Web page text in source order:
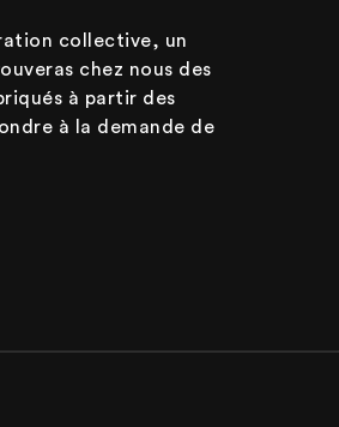
collective, un
chez nous des
à partir des
à la demande de